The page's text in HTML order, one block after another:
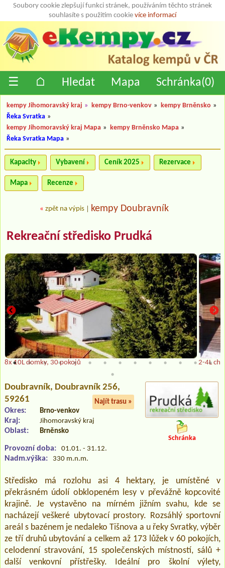
Soubory cookie zlepšují funkci stránek, používáním těchto stránek
souhlasíte s použitím cookie více informací
☰ ⌂ Hledat Mapa Schránka(0)
kempy Jihomoravský kraj » kempy Brno-venkov » kempy Brněnsko »
Řeka Svratka »
kempy Jihomoravský kraj Mapa » kempy Brněnsko Mapa »
Řeka Svratka Mapa »
Kapacity Vybavení Ceník 2025 Rezervace
Mapa Recenze
« zpět na výpis kempy Doubravník
Rekreační středisko Prudká
8x 10L domky, 30 pokojů 2-4L
Doubravník, Doubravník 256,
59261
Najít trasu »
Okres: Brno-venkov
Kraj: Jihomoravský kraj
Oblast: Brněnsko
Provozní doba: 01.01. - 31.12.
Nadm.výška: 330 m.n.m.
Schránka
Středisko má rozlohu asi 4 hektary, je umístěné v
překrásném údolí obklopeném lesy v převážně kopcovité
krajině. Je vystavěno na mírném jižním svahu, kde se
nacházejí veškeré ubytovací prostory. Rozsáhlý sportovní
areál s bazénem je nedaleko Tišnova a u řeky Svratky, výběr
ze tří druhů ubytování a celkem až 173 lůžek v 60 pokojích,
celodenní stravování, 15 společenských místností, sálů +
další venkovní přístřešky. Ideální pro školní výlety,